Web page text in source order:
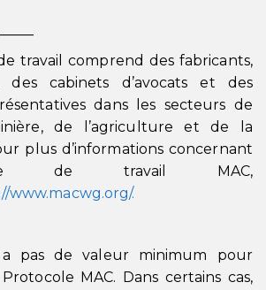
travail comprend des fabricants,
des cabinets d’avocats et des
dans les secteurs de
de l’agriculture et de la
plus d’informations concernant
de travail MAC,
www.macwg.org/.
pas de valeur minimum pour
MAC. Dans certains cas,